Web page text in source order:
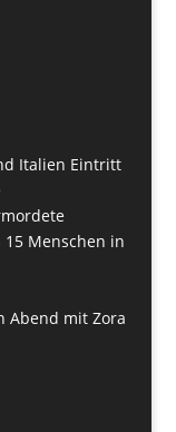
Italien Eintritt
Menschen in
Abend mit Zora